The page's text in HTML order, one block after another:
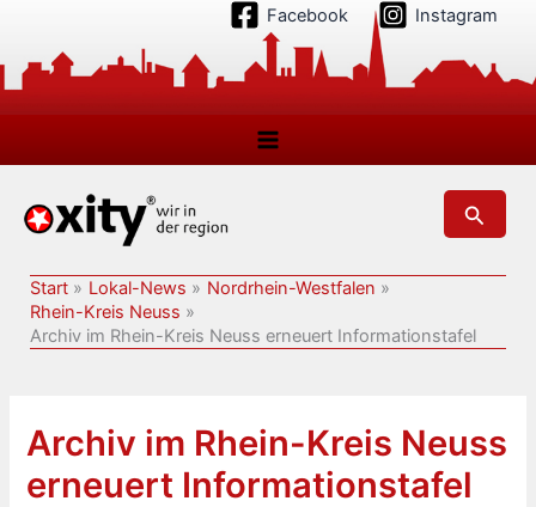
springen
Facebook Instagram
Suchen
Start Lokal-News
Nordrhein-Westfalen
Rhein-Kreis Neuss
Archiv im Rhein-Kreis Neuss erneuert Informationstafel
Archiv im Rhein-Kreis Neuss
erneuert Informationstafel